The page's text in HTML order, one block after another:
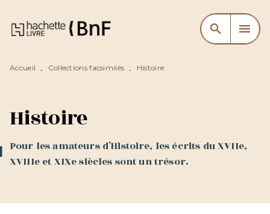
MENU RECHERCHE
CONTENU
search menu
Accueil • Collections facsimilés • Histoire
Histoire
Pour les amateurs d’Histoire, les écrits du XVIIe,
XVIIIe et XIXe siècles sont un trésor.